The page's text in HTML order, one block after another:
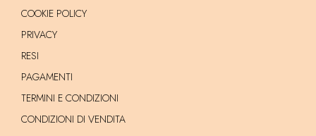
COOKIE POLICY
PRIVACY
RESI
PAGAMENTI
TERMINI E CONDIZIONI
CONDIZIONI DI VENDITA